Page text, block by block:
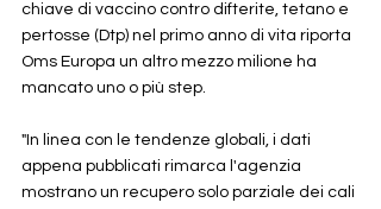
chiave di vaccino contro difterite, tetano e
pertosse (Dtp) nel primo anno di vita riporta
Oms Europa un altro mezzo milione ha
mancato uno o più step.
"In linea con le tendenze globali, i dati
appena pubblicati rimarca l'agenzia
mostrano un recupero solo parziale dei cali